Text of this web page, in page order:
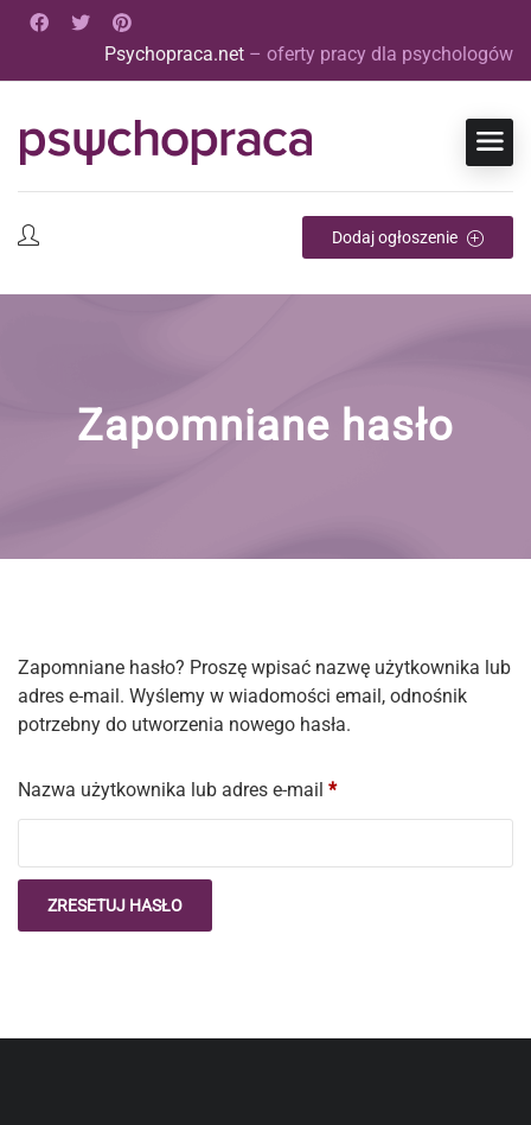
Psychopraca.net – oferty pracy dla psychologów
Dodaj ogłoszenie
Zapomniane hasło
Zapomniane hasło? Proszę wpisać nazwę użytkownika lub
adres e-mail. Wyślemy w wiadomości email, odnośnik
potrzebny do utworzenia nowego hasła.
Nazwa użytkownika lub adres e-mail *
ZRESETUJ HASŁO